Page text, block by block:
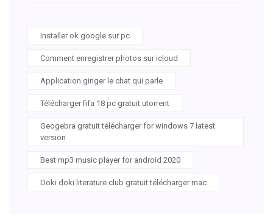
Installer ok google sur pc
Comment enregistrer photos sur icloud
Application ginger le chat qui parle
Télécharger fifa 18 pc gratuit utorrent
Geogebra gratuit télécharger for windows 7 latest
version
Best mp3 music player for android 2020
Doki doki literature club gratuit télécharger mac